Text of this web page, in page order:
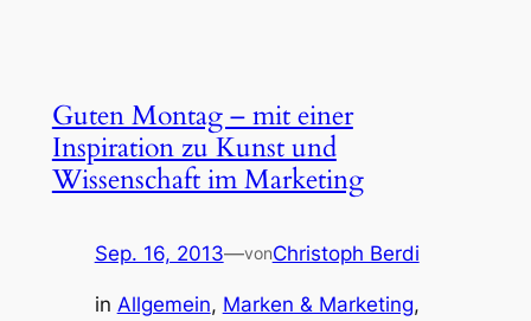
Guten Montag – mit einer
Inspiration zu Kunst und
Wissenschaft im Marketing
Sep. 16, 2013—vonChristoph Berdi
in Allgemein, Marken & Marketing